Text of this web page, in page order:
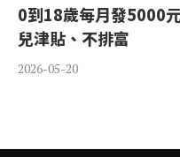
0到18歲每月發5000
兒津貼、不排富
2026-05-20